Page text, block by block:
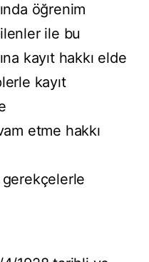
öğrenim
ile bu
kayıt hakkı elde
kayıt
etme hakkı